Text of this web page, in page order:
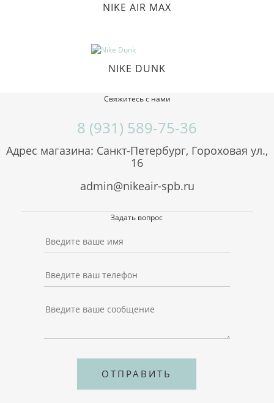
NIKE AIR MAX
NIKE DUNK
Свяжитесь с нами
8 (931) 589-75-36
Адрес магазина: Санкт-Петербург, Гороховая ул.,
16
admin@nikeair-spb.ru
Задать вопрос
ОТПРАВИТЬ